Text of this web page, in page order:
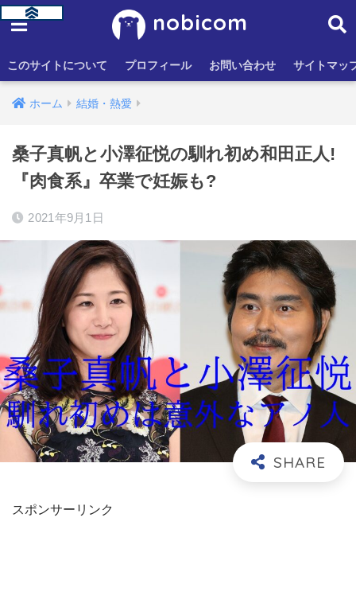
nobicom
このサイトについて プロフィール お問い合わせ サイトマッ
ホーム 結婚・熱愛
桑子真帆と小澤征悦の馴れ初め和田正人!
『肉食系』卒業で妊娠も?
2021年9月1日
スポンサーリンク